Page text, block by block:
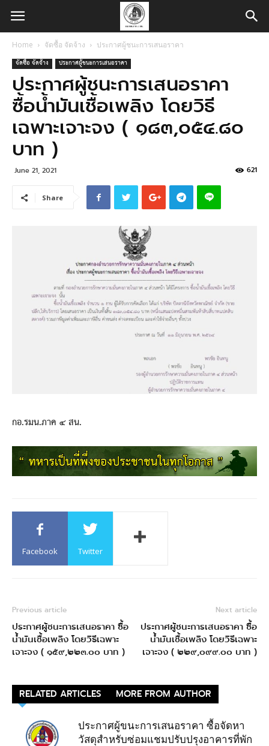
Home จัดซื้อ จัดจ้าง ประกาศผู้ชนะการเสนอราคา
จัดซื้อ จัดจ้าง ประกาศผู้ชนะการเสนอราคา
ประกาศผู้ชนะการเสนอราคา
ซื้อน้ำมันเชื้อเพลิง โดยวิธี
เฉพาะเจาะจง ( ๑๘๓,๐๕๔.๘๐
บาท )
June 21, 2021 621
Share
กอ.รมน.ภาค ๔ สน.
Facebook Twitter
Previous article
ประกาศผู้ชนะการเสนอราคา ซื้อ
น้ำมันเชื้อเพลิง โดยวิธีเฉพาะ
เจาะจง ( ๑๕๙,๒๒๓.๐๐ บาท )
Next article
ประกาศผู้ชนะการเสนอราคา ซื้อ
น้ำมันเชื้อเพลิง โดยวิธีเฉพาะ
เจาะจง ( ๒๒๙,๐๙๙.๐๐ บาท )
RELATED ARTICLES MORE FROM AUTHOR
ประกาศผู้ขนะการเสนอราคา ซื้อจัดหา
วัสดุสำหรับซ่อมแชมปรับปรุงอาคารที่พัก